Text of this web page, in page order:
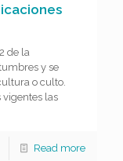
de la
y se
o culto.
vigentes las
Read more